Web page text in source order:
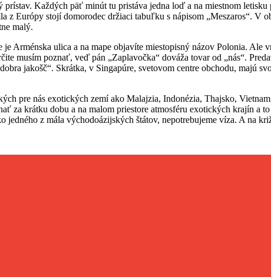
Každých päť minút tu pristáva jedna loď a na miestnom
Európy stojí domorodec držiaci tabuľku s nápisom „Meszaros“. V
malý.
Arménska ulica a na mape objavíte miestopisný názov Polonia.
musím poznať, veď pán „Zaplavočka“ dováža tovar od „nás“.
jakošč“. Skrátka, v Singapúre, svetovom centre obchodu, majú
pre nás exotických zemí ako Malajzia, Indonézia, Thajsko,
za krátku dobu a na malom priestore atmosféru exotických krajín a
jedného z mála východoázijských štátov, nepotrebujeme víza. A na